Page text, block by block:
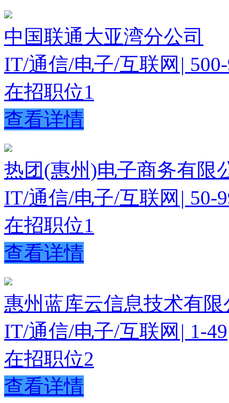
中国联通大亚湾分公司
IT/通信/电子/互联网 |
在招职位1
查看详情
热团(惠州)电子商务有限
IT/通信/电子/互联网 | 50-
在招职位1
查看详情
惠州蓝库云信息技术有限
IT/通信/电子/互联网 | 1-49
在招职位2
查看详情